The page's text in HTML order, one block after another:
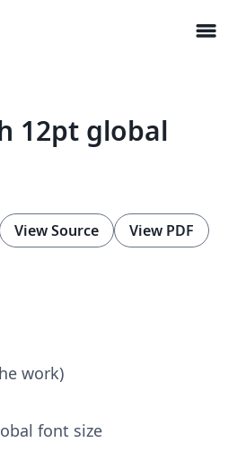
menu
12pt global
View Source View PDF
work)
font size